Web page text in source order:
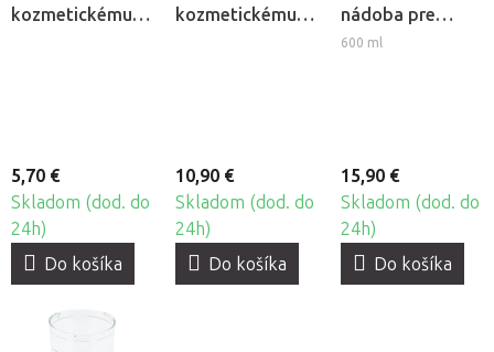
kozmetickému
5,70 €
Skladom (dod. do
24h)
Do košíka
kozmetickému
10,90 €
Skladom (dod. do
24h)
Do košíka
nádoba pre
kozmetické
600 ml
15,90 €
Skladom (dod. do
24h)
Do košíka